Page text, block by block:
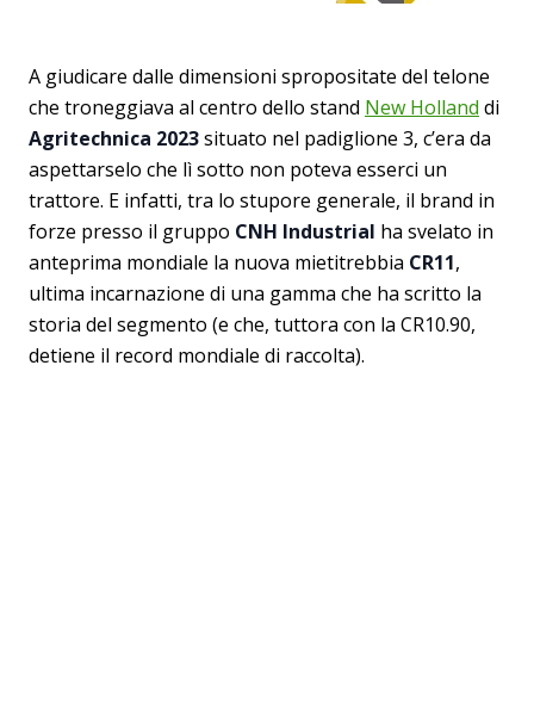
A giudicare dalle dimensioni spropositate del telone
che troneggiava al centro dello stand New Holland di
Agritechnica 2023situato nel padiglione 3, c’era da
aspettarselo che lì sotto non poteva esserci un
trattore. E infatti, tra lo stupore generale, il brand in
forze presso il gruppo CNH Industrial ha svelato in
anteprima mondiale la nuova mietitrebbia CR11,
ultima incarnazione di una gamma che ha scritto la
storia del segmento (e che, tuttora con la CR10.90,
detiene il record mondiale di raccolta).